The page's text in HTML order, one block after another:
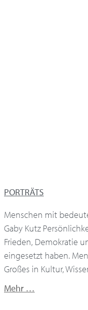
PORTRÄTS
Menschen mit
Gaby Kutz
Frieden, Demokratie
eingesetzt haben.
Großes in Kultur,
Mehr …